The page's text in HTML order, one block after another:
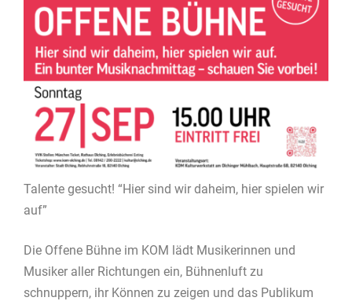
Talente gesucht! “Hier sind wir daheim, hier spielen wir
auf”
Die Offene Bühne im KOM lädt Musikerinnen und
Musiker aller Richtungen ein, Bühnenluft zu
schnuppern, ihr Können zu zeigen und das Publikum